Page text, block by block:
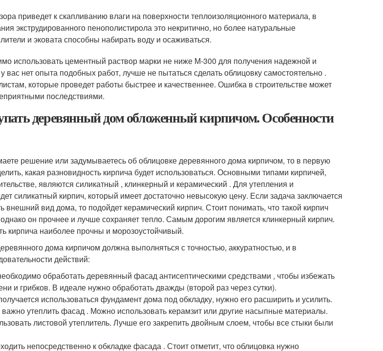
приведет к скапливанию влаги на поверхности теплоизоляционного материала, в
экструдированного пенополистирола это некритично, но более натуральные
и эковата способны набирать воду и осаживаться.
использовать цементный раствор марки не ниже М-300 для получения надежной и
вас нет опыта подобных работ, лучше не пытаться сделать облицовку самостоятельно .
которые проведет работы быстрее и качественнее. Ошибка в строительстве может
последствиями.
деревянный дом обложенный кирпичом. Особенности
решение или задумываетесь об облицовке деревянного дома кирпичом, то в первую
какая разновидность кирпича будет использоваться. Основными типами кирпичей,
являются силикатный , клинкерный и керамический . Для утепления и
силикатный кирпич, который имеет достаточно невысокую цену. Если задача заключается
внешний вид дома, то подойдет керамический кирпич. Стоит понимать, что такой кирпич
он прочнее и лучше сохраняет тепло. Самым дорогим является клинкерный кирпич.
кирпича наиболее прочны и морозоустойчивый.
дома кирпичом должна выполняться с точностью, аккуратностью, и в
действий:
обработать деревянный фасад антисептическими средствами , чтобы избежать
и грибков. В идеале нужно обработать дважды (второй раз через сутки).
использоваться фундамент дома под обкладку, нужно его расширить и усилить.
утеплить фасад . Можно использовать керамзит или другие насыпные материалы.
листовой утеплитель. Лучше его закрепить двойным слоем, чтобы все стыки были
непосредственно к обкладке фасада . Стоит отметит, что облицовка нужно